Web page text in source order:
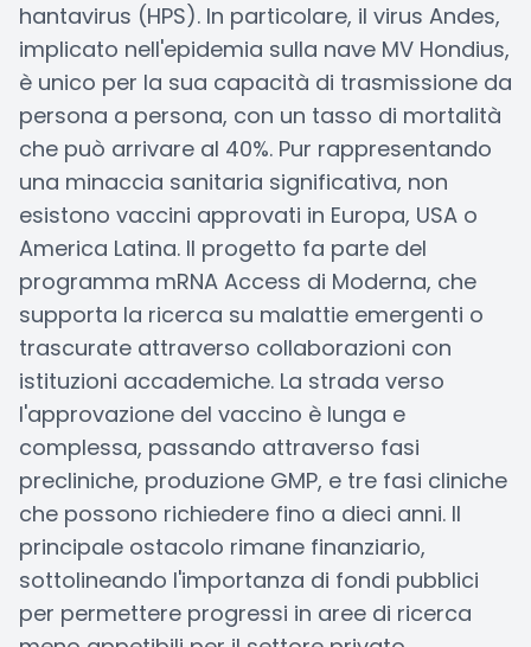
hantavirus (HPS). In particolare, il virus Andes,
implicato nell'epidemia sulla nave MV Hondius,
è unico per la sua capacità di trasmissione da
persona a persona, con un tasso di mortalità
che può arrivare al 40%. Pur rappresentando
una minaccia sanitaria significativa, non
esistono vaccini approvati in Europa, USA o
America Latina. Il progetto fa parte del
programma mRNA Access di Moderna, che
supporta la ricerca su malattie emergenti o
trascurate attraverso collaborazioni con
istituzioni accademiche. La strada verso
l'approvazione del vaccino è lunga e
complessa, passando attraverso fasi
precliniche, produzione GMP, e tre fasi cliniche
che possono richiedere fino a dieci anni. Il
principale ostacolo rimane finanziario,
sottolineando l'importanza di fondi pubblici
per permettere progressi in aree di ricerca